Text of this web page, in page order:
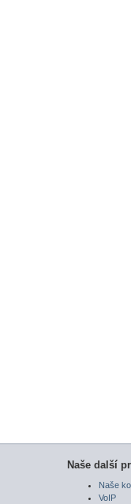
Naše další
Naše
VoIP